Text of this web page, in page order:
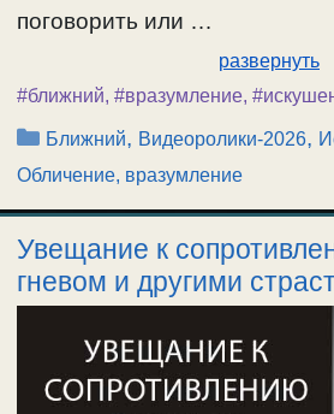
поговорить или …
развернуть
#ближний, #вразумление,
Рубрики
Ближний, Видеоролики-2026,
Обличение, вразумление
Увещание к
гневом и другими